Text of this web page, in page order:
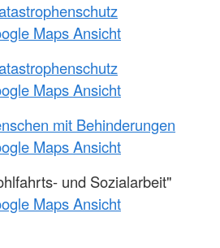
Maps Ansicht
Maps Ansicht
mit Behinderungen
Maps Ansicht
und Sozialarbeit"
Maps Ansicht